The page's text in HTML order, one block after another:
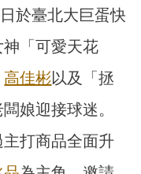
於臺北大巨蛋快
「可愛天花
高佳彬以及「拯
娘迎接球迷。
打商品全面升